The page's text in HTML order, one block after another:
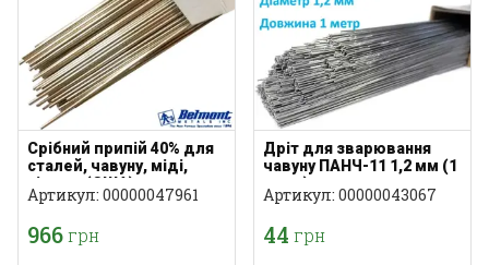
Срібний припій 40% для
сталей, чавуну, міді,
нікелю (США)
Артикул: 00000047961
966грн
Дріт для зварювання
чавуну ПАНЧ-11 1,2 мм (1
метр)
Артикул: 00000043067
44 грн